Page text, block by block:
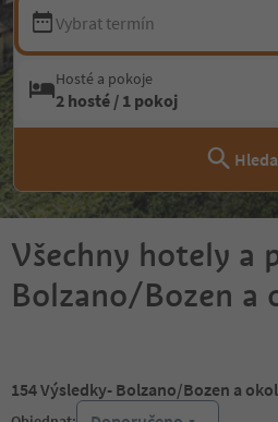
Vybrat termín
Hosté a pokoje
2 hosté / 1 pokoj
Všechny hotely a
Bolzano/Bozen a
154Výsledky- Bolzano/Bozen a